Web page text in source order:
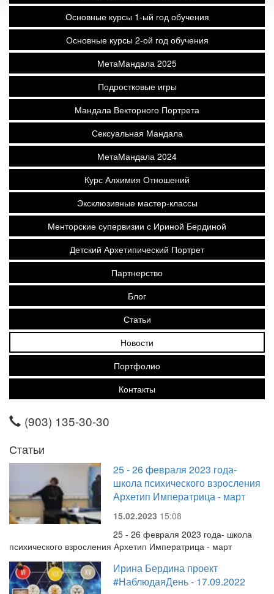
Основные курсы 1-ый год обучения
Основные курсы 2-ой год обучения
МетаМандала 2025
Подростковые игры
Мандала Векторного Портрета
Сексуальная Мандала
МетаМандала 2024
Курс Алхимия Отношений
Эксклюзивные мастер-классы
Менторские супервизии с Ириной Бердиной
Детский Архетипический Портрет
Партнерство
Блог
Статьи
Новости
Портфолио
Контакты
(903) 135-30-30
Статьи
25 - 26 февраля 2023 года-
школа психического взросления
Архетип Императрица - март
15.02.2023 15:08
25 - 26 февраля 2023 года- школа
психического взросления Архетип Императрица - март
Ирина Бердина проект
#НаблюдаяДень - 17.09.2022